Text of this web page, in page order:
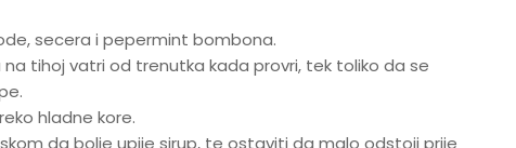
secera i pepermint bombona.
tihoj vatri od trenutka kada provri, tek toliko da se
hladne kore.
da bolje upije sirup, te ostaviti da malo odstoji prije